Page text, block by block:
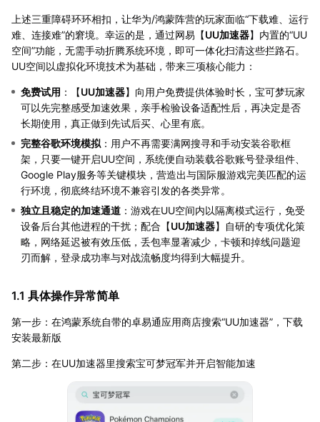
上述三重障碍环环相扣，让华为/鸿蒙阵营的玩家面临“下载难、运行
难、连接难”的窘境。幸运的是，通过网易【UU加速器】内置的“UU
空间”功能，无需手动折腾系统环境，即可一体化扫清这些拦路石。
UU空间以虚拟化环境技术为基础，带来三项核心能力：
免费试用 ：【UU加速器】向用户免费提供体验时长，宝可梦玩家
可以先完整感受加速效果，亲手检验设备适配性后，再决定是否
长期使用，真正做到先试后买、心里有底。
完整谷歌环境模拟 ：用户不再需要满网搜寻和手动安装谷歌框
架，只要一键开启UU空间，系统便自动装载谷歌账号登录组件、
Google Play服务等关键模块，营造出与国际服游戏完美匹配的运
行环境，彻底终结环境不兼容引发的各类异常。
独立且稳定的加速通道 ：游戏在UU空间内以隔离模式运行，免受
设备后台其他进程的干扰；配合【UU加速器】自研的专项优化策
略，网络延迟被有效压低，丢包率显著减少，卡顿和掉线问题迎
刃而解，登录成功率与对战流畅度均得到大幅提升。
1.1 具体操作异常简单
第一步：在鸿蒙系统自带的卓易通应用商店搜索“UU加速器”，下载
安装最新版
第二步：在UU加速器里搜索宝可梦冠军并开启智能加速